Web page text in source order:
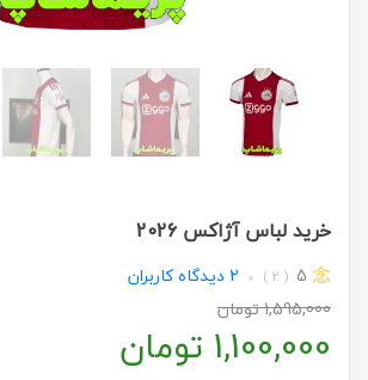
خرید لباس آژاکس 2026
5
( 2 )
2 دیدگاه کاربران
1,595,000تومان
1,100,000 تومان